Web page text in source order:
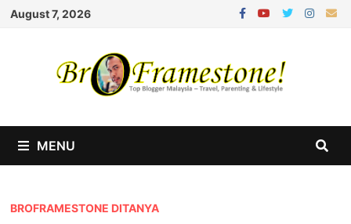
Skip
August 7, 2026
MENU
BROFRAMESTONE DITANYA